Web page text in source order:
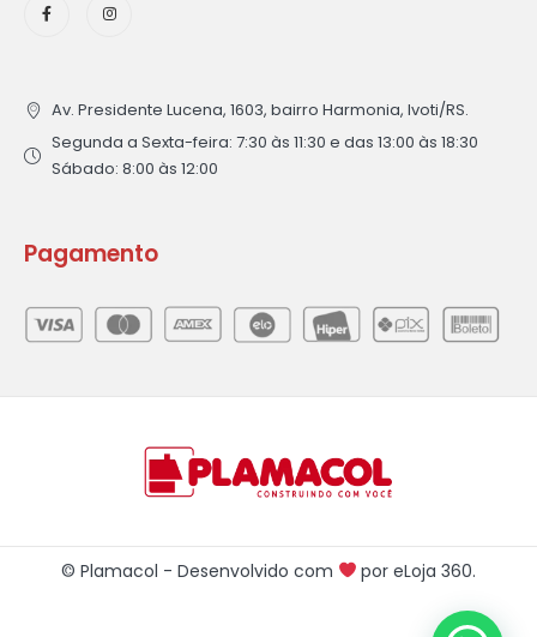
Av. Presidente Lucena, 1603, bairro Harmonia, Ivoti/RS.
Segunda a Sexta-feira: 7:30 às 11:30 e das 13:00 às 18:30
Sábado: 8:00 às 12:00
Pagamento
© Plamacol - Desenvolvido com poreLoja 360.